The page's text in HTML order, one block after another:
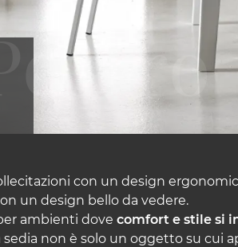
con un design
un design bello da vedere.
ambienti dove comfort e stile si
non è solo un oggetto su cui